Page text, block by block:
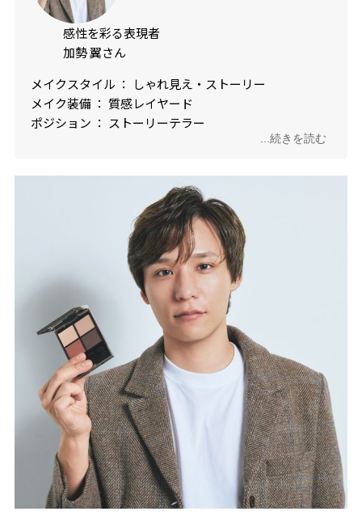
感性を彩る表現者
加勢 翼さん
メイクスタイル ： しゃれ見え・ストーリー
メイク装備 ： 質感レイヤード
ポジション ： ストーリーテラー
分や処方、ストーリーを理解した知識に基づくコスメ
愛あふれるコメントは、トークに自然な広がりをもた
らし、本座談会メンバーからの信頼も厚い。
...続きを読む